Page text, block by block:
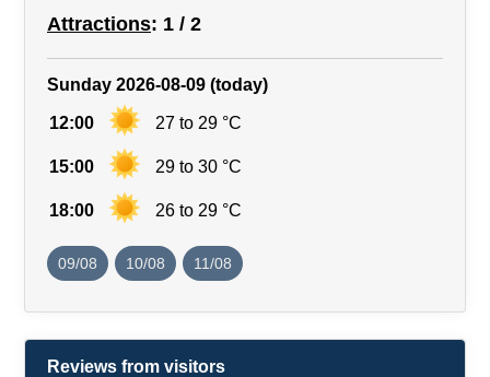
Attractions: 1 / 2
Sunday 2026-08-09 (today)
12:00 27 to 29 °C
15:00 29 to 30 °C
18:00 26 to 29 °C
09/08 10/08 11/08
Reviews from visitors